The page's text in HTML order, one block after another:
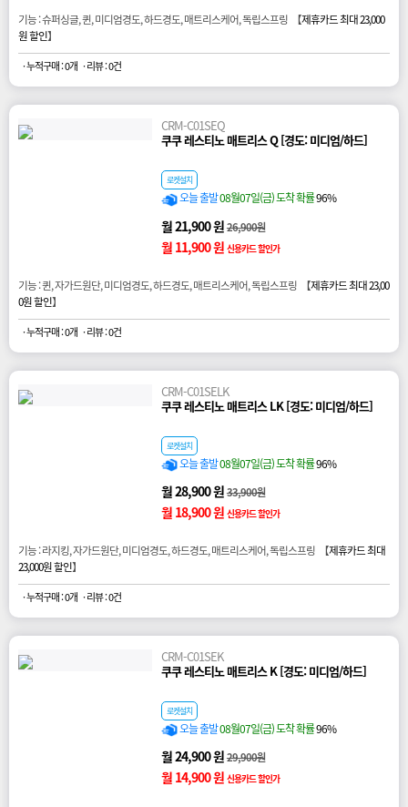
기능 : 슈퍼싱글, 퀸, 미디엄경도, 하드경도, 매트리스케어, 독립스프링 【제휴카드 최대 23,000
원 할인】
· 누적구매 : 0개 · 리뷰 : 0건
CRM-C01SEQ
쿠쿠 레스티노 매트리스 Q [경도: 미디엄/하드]
로켓설치
오늘 출발08월07일(금) 도착 확률96%
월 21,900 원26,900원
월 11,900 원 신용카드 할인가
기능 : 퀸, 자가드원단, 미디엄경도, 하드경도, 매트리스케어, 독립스프링 【제휴카드 최대 23,00
0원 할인】
· 누적구매 : 0개 · 리뷰 : 0건
CRM-C01SELK
쿠쿠 레스티노 매트리스 LK [경도: 미디엄/하드]
로켓설치
오늘 출발08월07일(금) 도착 확률96%
월 28,900 원33,900원
월 18,900 원 신용카드 할인가
기능 : 라지킹, 자가드원단, 미디엄경도, 하드경도, 매트리스케어, 독립스프링 【제휴카드 최대
23,000원 할인】
· 누적구매 : 0개 · 리뷰 : 0건
CRM-C01SEK
쿠쿠 레스티노 매트리스 K [경도: 미디엄/하드]
로켓설치
오늘 출발08월07일(금) 도착 확률96%
월 24,900 원29,900원
월 14,900 원 신용카드 할인가